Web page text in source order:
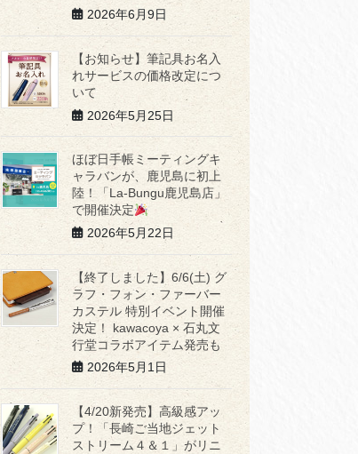
2026年6月9日
【お知らせ】筆記具お名入
れサービスの価格改定につ
いて
2026年5月25日
ほぼ日手帳ミーティングキ
ャラバンが、鹿児島に初上
陸！「La-Bungu鹿児島店」
で開催決定
2026年5月22日
【終了しました】6/6(土) グ
ラフ・フォン・ファーバー
カステル 特別イベント開催
決定！ kawacoya × 石丸文
行堂コラボアイテム発売も
2026年5月1日
【4/20新発売】高級感アッ
プ！「長崎ご当地ジェット
ストリーム４＆１」がリニ